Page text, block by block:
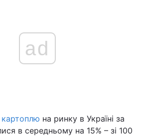
ad
на ринку в Україні за
в середньому на 15% – зі 100